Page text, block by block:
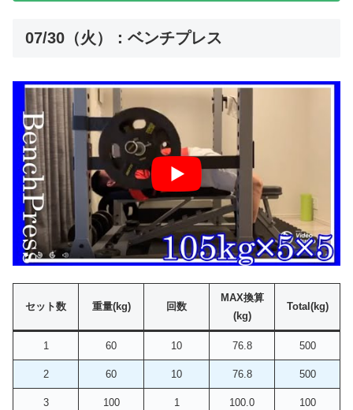
07/30（火）：ベンチプレス
セット数 重量(kg) 回数
MAX換算
(kg)
Total(kg)
1 60 10 76.8 500
2 60 10 76.8 500
3 100 1 100.0 100